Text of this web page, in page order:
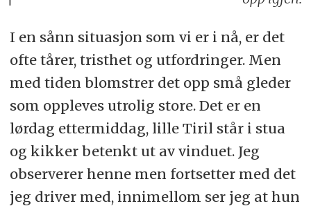
I en sånn situasjon som vi er i nå, er det
ofte tårer, tristhet og utfordringer. Men
med tiden blomstrer det opp små gleder
som oppleves utrolig store. Det er en
lørdag ettermiddag, lille Tiril står i stua
og kikker betenkt ut av vinduet. Jeg
observerer henne men fortsetter med det
jeg driver med, innimellom ser jeg at hun